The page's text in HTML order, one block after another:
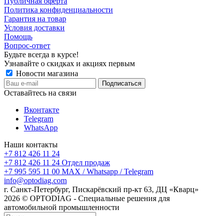
Политика конфиденциальности
Гарантия на товар
Условия доставки
Помощь
Вопрос-ответ
Будьте всегда в курсе!
Узнавайте о скидках и акциях первым
Новости магазина
Оставайтесь на связи
Вконтакте
Telegram
WhatsApp
Наши контакты
+7 812 426 11 24
+7 812 426 11 24 Отдел продаж
+7 995 595 11 00 MAX / Whatsapp / Telegram
info@optodiag.com
г. Санкт-Петербург, Пискарёвский пр-кт 63, ДЦ «Кварц»
2026 © OPTODIAG - Специальные решения для
автомобильной промышленности